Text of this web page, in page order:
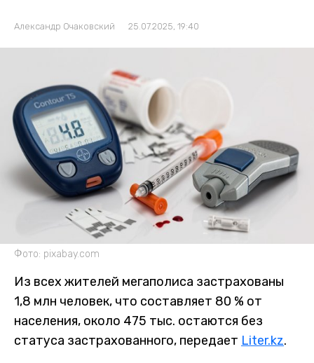
Александр Очаковский 25.07.2025, 19:40
Фото: pixabay.com
Из всех жителей мегаполиса застрахованы
1,8 млн человек, что составляет 80 % от
населения, около 475 тыс. остаются без
статуса застрахованного, передает Liter.kz.